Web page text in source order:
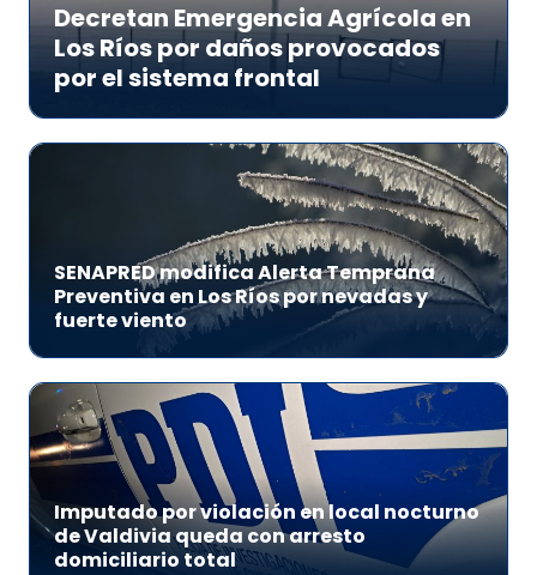
Decretan Emergencia Agrícola en
Los Ríos por daños provocados
por el sistema frontal
SENAPRED modifica Alerta Temprana
Preventiva en Los Ríos por nevadas y
fuerte viento
Imputado por violación en local nocturno
de Valdivia queda con arresto
domiciliario total